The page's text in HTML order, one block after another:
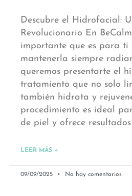
Descubre el Hidrofacial:
Revolucionario En
importante que es para
mantenerla siempre
queremos presentarte el
tratamiento que no solo
también hidrata y
procedimiento es ideal
de piel y ofrece resultados
LEER MÁS »
09/09/2025 No hay comentarios